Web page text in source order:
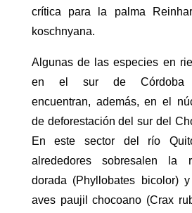
crítica para la palma
koschnyana.
Algunas de las especies en
en el sur de Córdoba
encuentran, además, en el
de deforestación del sur del
En este sector del río
alrededores sobresalen la
dorada (Phyllobates bicolor)
aves paujil chocoano (Crax